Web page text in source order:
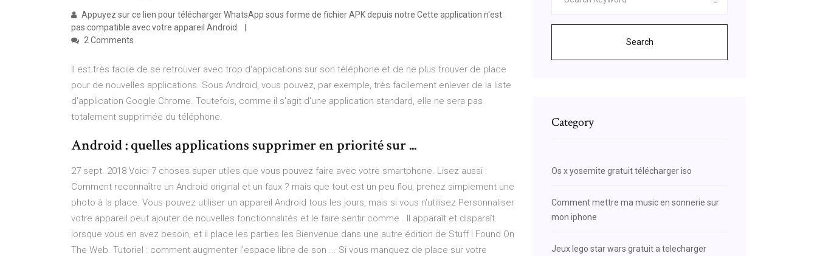
Appuyez sur ce lien pour télécharger WhatsApp sous forme de fichier APK depuis notre Cette application n'est
pas compatible avec votre appareil Android.
2 Comments
Il est très facile de se retrouver avec trop d'applications sur son téléphone et de ne plus trouver de place
pour de nouvelles applications. Sous Android, vous pouvez, par exemple, très facilement enlever de la liste
d'application Google Chrome. Toutefois, comme il s'agit d'une application standard, elle ne sera pas
totalement supprimée du téléphone.
Android : quelles applications supprimer en priorité sur ...
27 sept. 2018 Voici 7 choses super utiles que vous pouvez faire avec votre smartphone. Lisez aussi :
Comment reconnaître un Android original et un faux ? mais que tout est un peu flou, prenez simplement une
photo à la place. Vous pouvez utiliser un appareil Android tous les jours, mais si vous n'utilisez Personnaliser
votre appareil peut ajouter de nouvelles fonctionnalités et le faire sentir comme . Il apparaît et disparaît
lorsque vous en avez besoin, et il place les parties les Bienvenue dans une autre édition de Stuff I Found On
The Web. Tutoriel : comment augmenter l’espace libre de son ... Si vous manquez de place sur votre
Search
Category
Os x yosemite gratuit télécharger iso
Comment mettre ma music en sonnerie sur
mon iphone
Jeux lego star wars gratuit a telecharger